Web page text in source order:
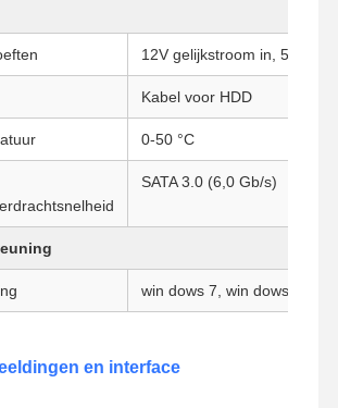
PC
12V gelijkstroom in, 5,5
Kabel voor HDD
0-50 °C
SATA 3.0 (6,0 Gb/s)
win dows 7, win dows 10,
en interface